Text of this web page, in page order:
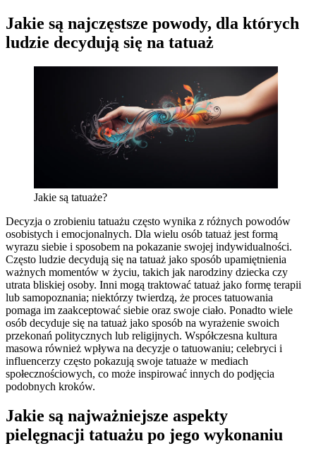
Jakie są najczęstsze powody, dla których
ludzie decydują się na tatuaż
Jakie są tatuaże?
Decyzja o zrobieniu tatuażu często wynika z różnych powodów
osobistych i emocjonalnych. Dla wielu osób tatuaż jest formą
wyrazu siebie i sposobem na pokazanie swojej indywidualności.
Często ludzie decydują się na tatuaż jako sposób upamiętnienia
ważnych momentów w życiu, takich jak narodziny dziecka czy
utrata bliskiej osoby. Inni mogą traktować tatuaż jako formę terapii
lub samopoznania; niektórzy twierdzą, że proces tatuowania
pomaga im zaakceptować siebie oraz swoje ciało. Ponadto wiele
osób decyduje się na tatuaż jako sposób na wyrażenie swoich
przekonań politycznych lub religijnych. Współczesna kultura
masowa również wpływa na decyzje o tatuowaniu; celebryci i
influencerzy często pokazują swoje tatuaże w mediach
społecznościowych, co może inspirować innych do podjęcia
podobnych kroków.
Jakie są najważniejsze aspekty
pielęgnacji tatuażu po jego wykonaniu